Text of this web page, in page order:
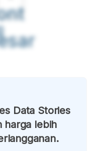
Data Stories
harga lebih